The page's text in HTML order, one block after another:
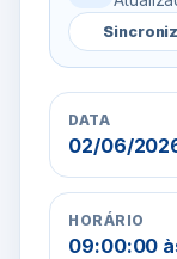
DATA
02/06/
HORÁRIO
09:00:00